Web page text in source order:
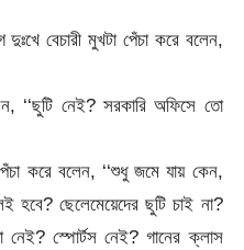
বেচারী মুখটা পেঁচা করে বলেন,
‘‘ছুটি নেই? সরকারি অফিসে তো
করে বলেন, ‘‘শুধু জমে যায় কেন,
ছেলেমেয়েদের ছুটি চাই না?
নেই? স্পোর্টস নেই? গানের ক্লাস